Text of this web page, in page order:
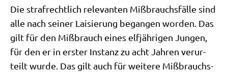
Die straf­recht­lich rele­van­ten Miß­brauchs­fäl­le sind
alle nach sei­ner Lai­sie­rung began­gen wor­den. Das
gilt für den Miß­brauch eines elf­jäh­ri­gen Jun­gen,
für den er in erster Instanz zu acht Jah­ren ver­ur­
teilt wur­de. Das gilt auch für wei­te­re Miß­brauchs­